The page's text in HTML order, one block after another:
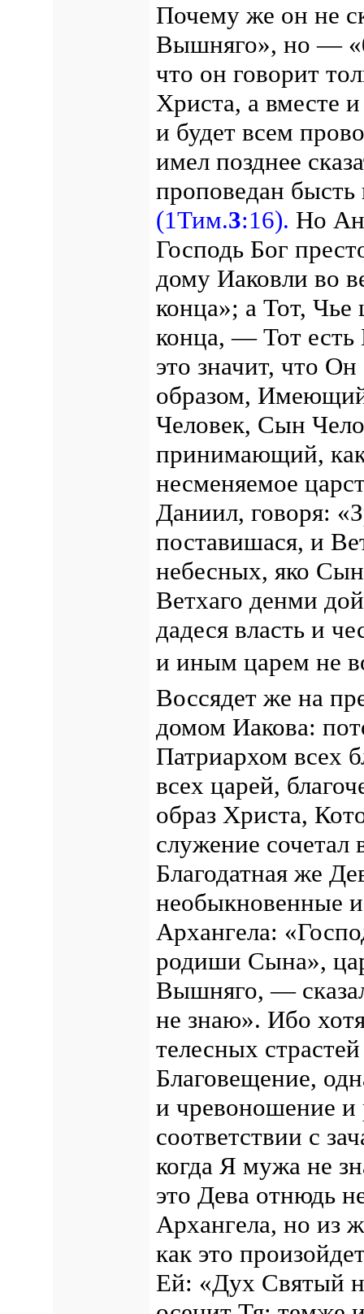
Почему же он не
Вышняго», но — «
что он говорит
Христа, а вместе
и будет всем
имел позднее
проповедан бысть
(1Тим.3:16). Но
Господь Бог
дому Иаковли во
конца»; а Тот, Чье
конца, — Тот
это значит, что
образом,
Человек, Сын
принимающий,
несменяемое
Даниил, говоря:
поставишася, и
небесных, яко
Ветхаго денми
дадеся власть и
и иным царем не
Воссядет же на
домом Иакова:
Патриархом всех
всех царей,
образ Христа,
служение сочетал
Благодатная же
необыкновенные
Архангела:
родиши Сына»,
Вышняго, —
не знаю». Ибо
телесных
Благовещение,
и чревоношение и
соответствии с
когда Я мужа не
это Дева отнюдь
Архангела, но из
как это
Ей: «Дух Святый